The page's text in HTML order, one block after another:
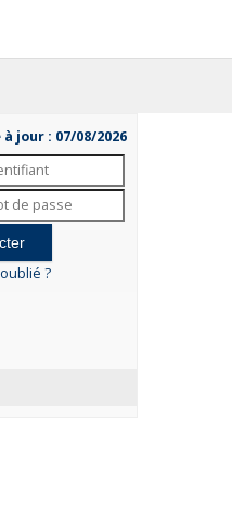
jour : 07/08/2026
?